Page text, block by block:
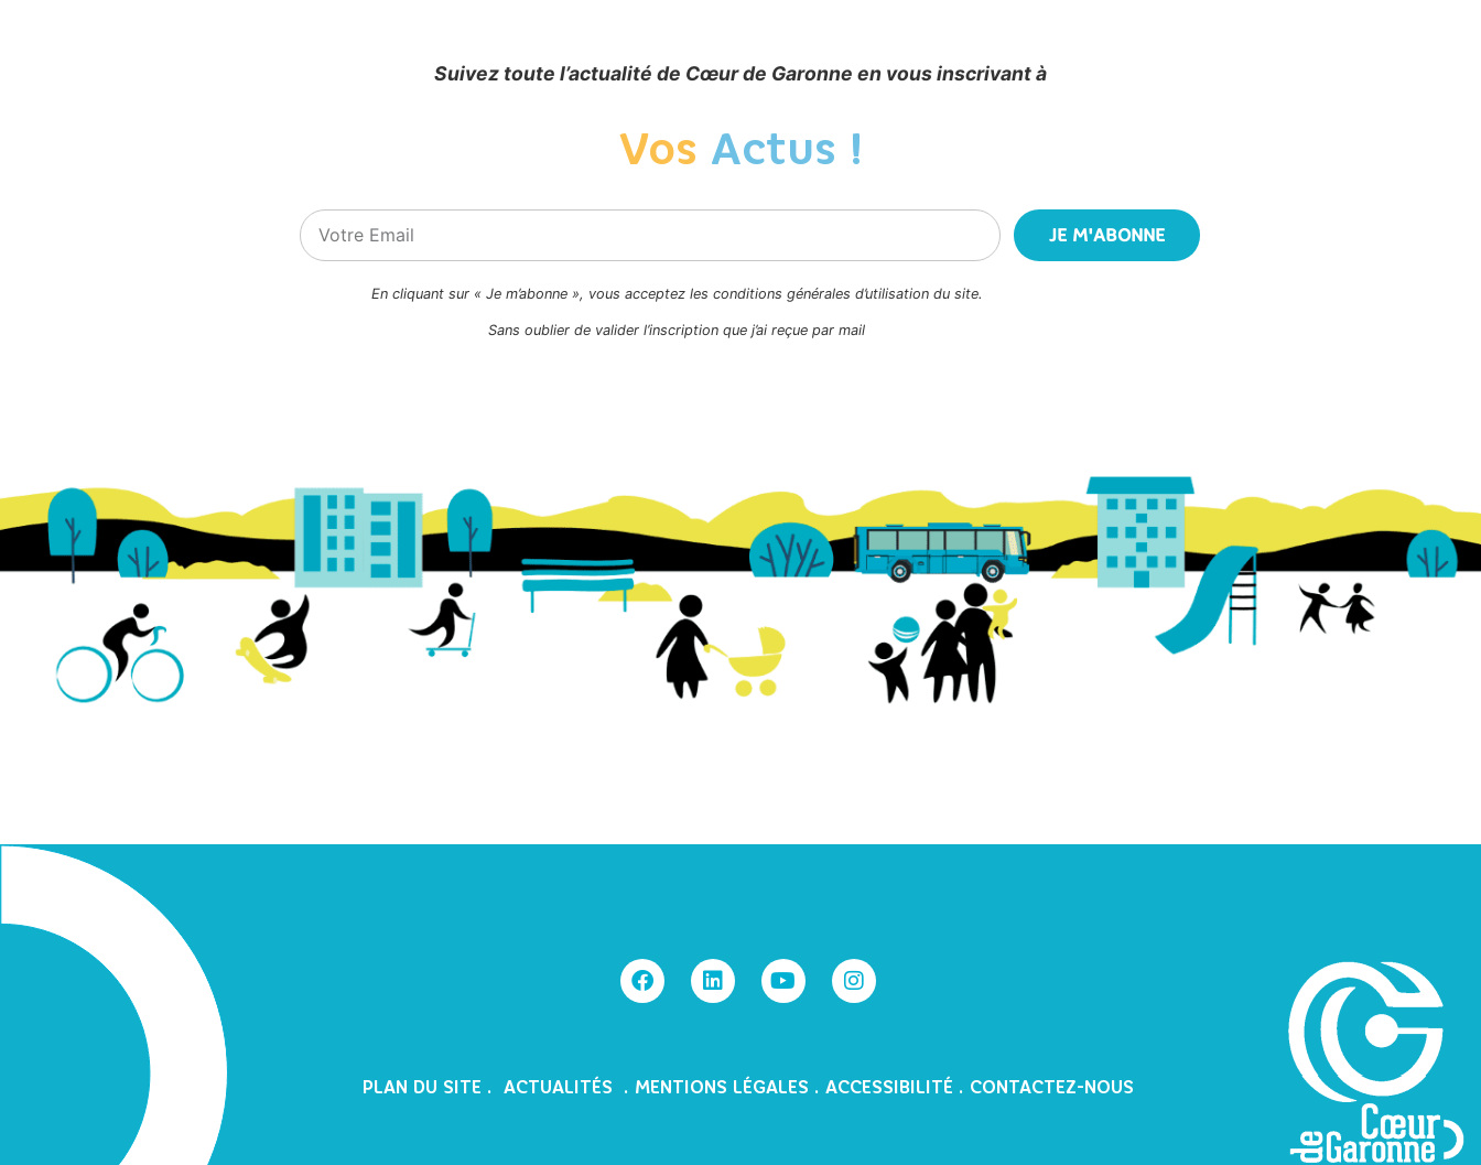
Suivez toute l’actualité de Cœur de Garonne en vous inscrivant à
Vos Actus !
JE M'ABONNE
En cliquant sur « Je m’abonne », vous acceptez les conditions générales d’utilisation du site.
Sans oublier de valider l’inscription que j’ai reçue par mail
PLAN DU SITE . ACTUALITÉS . MENTIONS LÉGALES . ACCESSIBILITÉ . CONTACTEZ-NOUS